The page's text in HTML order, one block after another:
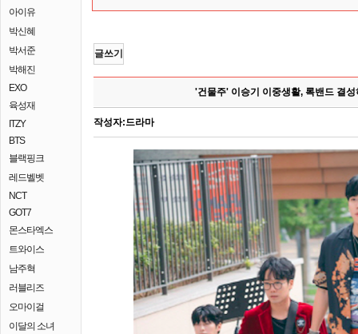
아이유
박신혜
박서준
박해진
EXO
육성재
ITZY
BTS
블랙핑크
레드벨벳
NCT
GOT7
몬스타엑스
트와이스
남주혁
러블리즈
오마이걸
이달의 소녀
글쓰기
'건물주' 이승기 이중생활, 록밴드 결
작성자:드라마